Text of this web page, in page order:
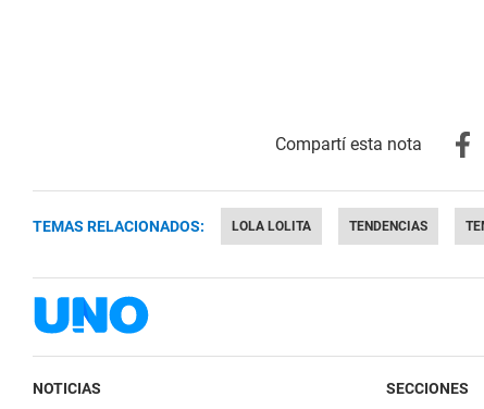
TEMAS RELACIONADOS: LOLA LOLITA TENDENCIAS
NOTICIAS SECCIONES